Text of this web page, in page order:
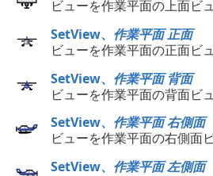
ビューを作業平面の上面ビ
SetView、 作業平面 正面
ビューを作業平面の正面ビ
SetView、 作業平面 背面
ビューを作業平面の背面ビ
SetView、 作業平面 右側面
ビューを作業平面の右側面
SetView、 作業平面 左側面